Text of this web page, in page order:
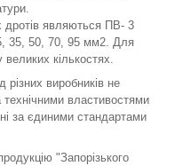
являються ПВ- 3
35, 50, 70, 95 мм2. Для
кількостях.
різних виробників не
технічними властивостями
за єдиними стандартами
"Запорізького